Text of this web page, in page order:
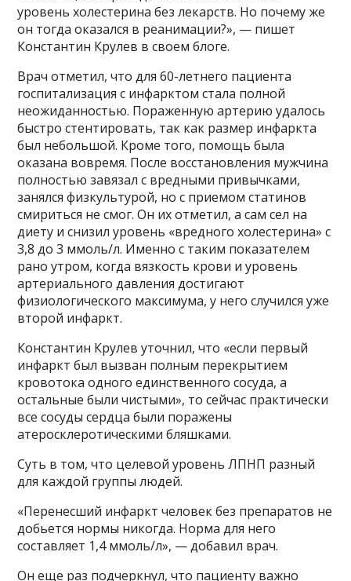
уровень холестерина без лекарств. Но почему же
он тогда оказался в реанимации?», — пишет
Константин Крулев в своем блоге.
Врач отметил, что для 60-летнего пациента
госпитализация с инфарктом стала полной
неожиданностью. Пораженную артерию удалось
быстро стентировать, так как размер инфаркта
был небольшой. Кроме того, помощь была
оказана вовремя. После восстановления мужчина
полностью завязал с вредными привычками,
занялся физкультурой, но с приемом статинов
смириться не смог. Он их отметил, а сам сел на
диету и снизил уровень «вредного холестерина» с
3,8 до 3 ммоль/л. Именно с таким показателем
рано утром, когда вязкость крови и уровень
артериального давления достигают
физиологического максимума, у него случился уже
второй инфаркт.
Константин Крулев уточнил, что «если первый
инфаркт был вызван полным перекрытием
кровотока одного единственного сосуда, а
остальные были чистыми», то сейчас практически
все сосуды сердца были поражены
атеросклеротическими бляшками.
Суть в том, что целевой уровень ЛПНП разный
для каждой группы людей.
«Перенесший инфаркт человек без препаратов не
добьется нормы никогда. Норма для него
составляет 1,4 ммоль/л», — добавил врач.
Он еще раз подчеркнул, что пациенту важно